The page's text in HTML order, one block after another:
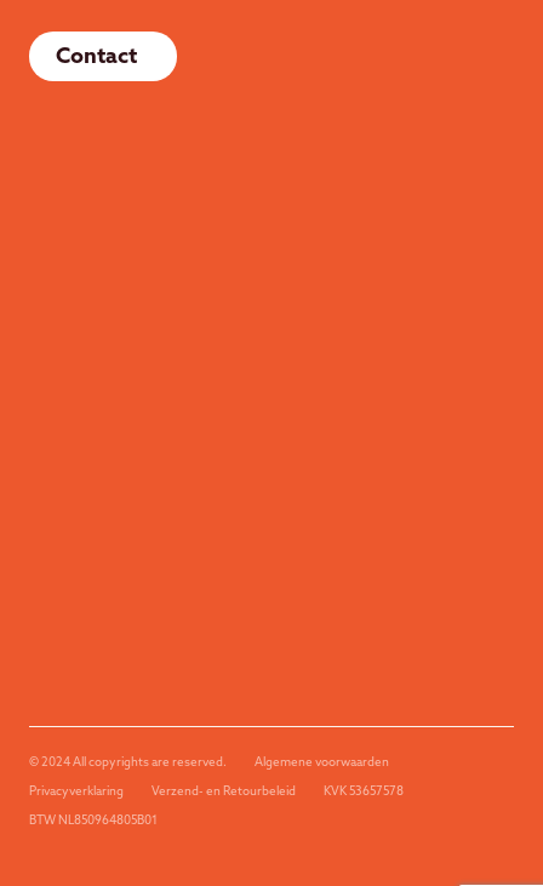
Contact
© 2024 All copyrights are reserved. Algemene voorwaarden
Privacyverklaring Verzend- en Retourbeleid KVK 53657578
BTW NL850964805B01